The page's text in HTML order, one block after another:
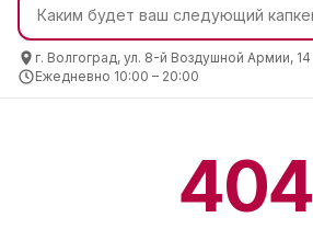
г. Волгоград, ул. 8-й Воздушной Армии, 14
Ежедневно 10:00 – 20:00
404